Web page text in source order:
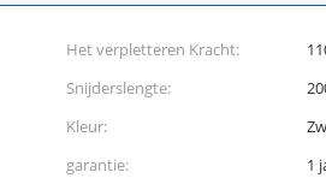
Het verpletteren Kracht:
Snijderslengte:
Kleur:
garantie:
1